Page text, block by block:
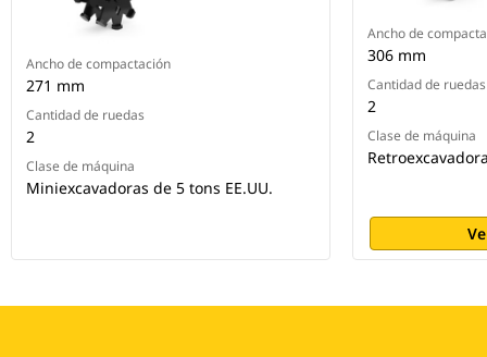
Ancho de compactación
271 mm
Cantidad de ruedas
2
Clase de máquina
Miniexcavadoras de 5 tons EE.UU.
Ancho de
306 mm
Cantidad de ruedas
2
Clase de máquina